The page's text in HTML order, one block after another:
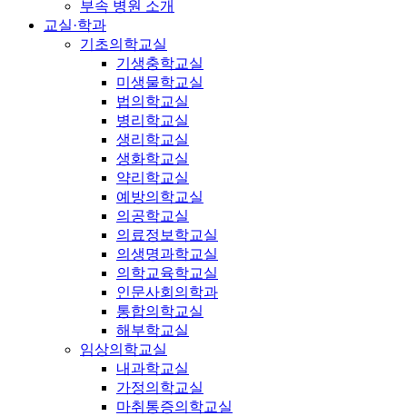
부속 병원 소개
교실·학과
기초의학교실
기생충학교실
미생물학교실
법의학교실
병리학교실
생리학교실
생화학교실
약리학교실
예방의학교실
의공학교실
의료정보학교실
의생명과학교실
의학교육학교실
인문사회의학과
통합의학교실
해부학교실
임상의학교실
내과학교실
가정의학교실
마취통증의학교실